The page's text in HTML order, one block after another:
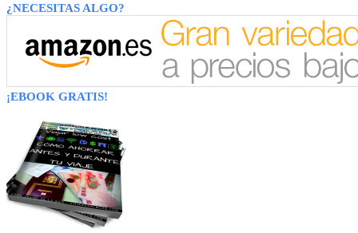
¿NECESITAS ALGO?
¡EBOOK GRATIS!